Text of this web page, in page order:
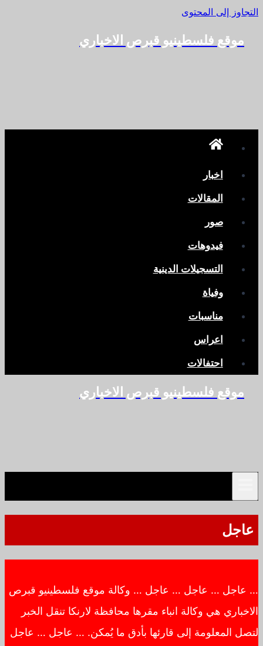
التجاوز إلى المحتوى
موقع فلسطينيو قبرص الاخباري
اخبار
المقالات
صور
فيدوهات
التسجيلات الدينية
وفياة
مناسبات
اعراس
احتفالات
موقع فلسطينيو قبرص الاخباري
عاجل
… عاجل … عاجل … عاجل … وكالة موقع فلسطينيو قبرص
الاخباري هي وكالة انباء مقرها محافظة لارنكا تنقل الخبر
لتصل المعلومة إلى قارئها بأدق ما يُمكن. … عاجل … عاجل